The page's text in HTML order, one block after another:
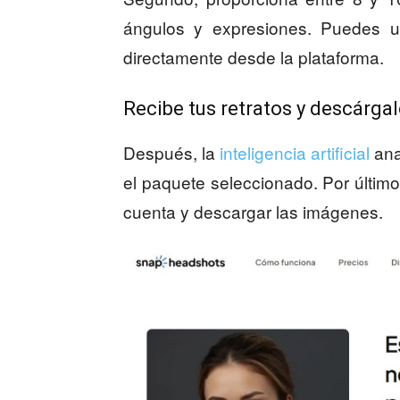
ángulos y expresiones. Puedes
directamente desde la plataforma.
Recibe tus retratos y
Después, la inteligencia artificial
el paquete seleccionado. Por
cuenta y descargar las imágenes.